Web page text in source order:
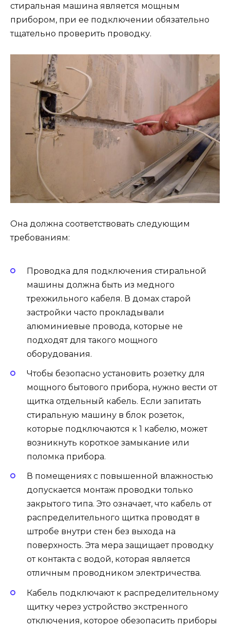
стиральная машина является мощным
прибором, при ее подключении обязательно
тщательно проверить проводку.
Она должна соответствовать следующим
требованиям:
Проводка для подключения стиральной
машины должна быть из медного
трехжильного кабеля. В домах старой
застройки часто прокладывали
алюминиевые провода, которые не
подходят для такого мощного
оборудования.
Чтобы безопасно установить розетку для
мощного бытового прибора, нужно вести от
щитка отдельный кабель. Если запитать
стиральную машину в блок розеток,
которые подключаются к 1 кабелю, может
возникнуть короткое замыкание или
поломка прибора.
В помещениях с повышенной влажностью
допускается монтаж проводки только
закрытого типа. Это означает, что кабель от
распределительного щитка проводят в
штробе внутри стен без выхода на
поверхность. Эта мера защищает проводку
от контакта с водой, которая является
отличным проводником электричества.
Кабель подключают к распределительному
щитку через устройство экстренного
отключения, которое обезопасить приборы